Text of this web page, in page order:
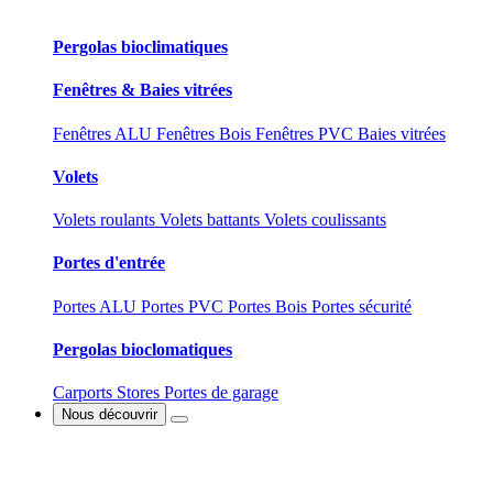
Pergolas bioclimatiques
Fenêtres & Baies vitrées
Fenêtres ALU Fenêtres Bois Fenêtres PVC Baies vitrées
Volets
Volets roulants Volets battants Volets coulissants
Portes d'entrée
Portes ALU Portes PVC Portes Bois Portes sécurité
Pergolas bioclomatiques
Carports Stores Portes de garage
Nous découvrir